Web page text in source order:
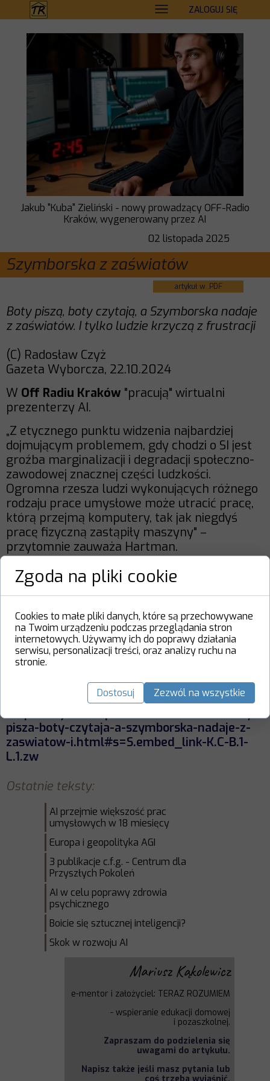
ZALOGUJ SIĘ
Jakub "Kuba" Zieliński - nowy prowadzący OFF-Radio
Kraków, wygenerowany przez AI
02 listopada 2025
Szymborska z zaświatów
artykuł w .PDF
Boty piszą, boty czytają, a Szymborska nadaje
z zaświatów. I tylko ludzie krzyczą z frustracji
(C) Radosław Czyż
Gazeta Wyborcza, 22.10.2024
W Off Radiu Kraków "pracują" wirtualni
prezenterzy AI.
„Z etycznego punktu widzenia najbardziej
dojmującym problemem, gdy chodzi o SI jest
groźba marginalizacji i degradacji społeczno-
zawodowej znacznej części ludzkości.
Ogromna rzesza ludzi wykonujących różnego
rodzaju prace umysłowe może utracić pracę,
którą przejmą komputery, tak jak niegdyś
pracę fizyczną zastąpiły maszyny" –
przytomnie zauważa Hartman.
. . .
... właśnie wysłuchałem fragmentu
stworzonej przez AI rozmowy 20-letniej Emilii
„Emi" Nowak z ze 101-letnią (a nieżyjącą od 12
lat) noblistką Wisławą Szymborską o Han
Kang - tegorocznej laureatce nagrody. I
właściwie nic już nie ma znaczenia."
pisza-boty-czytaja-a-szymborska-nadaje-z-
zaswiatow-i.html#s=S.embed_link-K.C-B.1-
L.1.zw
Ostatnie teksty:
AI przejmie większość prac
umysłowych w 18 miesięcy
Europa i geopolityka AGI
3 publikacje c.f.g. - Centrum dla
Przyszłych Pokoleń
AI w celu poprawy zdrowia
psychicznego
Boicie się sztucznej inteligencji?
Skok w rozwoju AI
Mariusz Kąkolewicz
e-mentor i założyciel: TERAZ ROZUMIEM
- wspieranie edukacji domowej
i pozaszkolnej.
Zapraszam do podzielenia się
uwagami do artykułu.
Napisz także jeśli masz pytania lub
Zgoda na pliki cookie
Cookies to małe pliki danych, które są przechowywane
na Twoim urządzeniu podczas przeglądania stron
internetowych. Używamy ich do poprawy działania
serwisu, personalizacji treści, oraz analizy ruchu na
stronie.
Dostosuj Zezwól na wszystkie